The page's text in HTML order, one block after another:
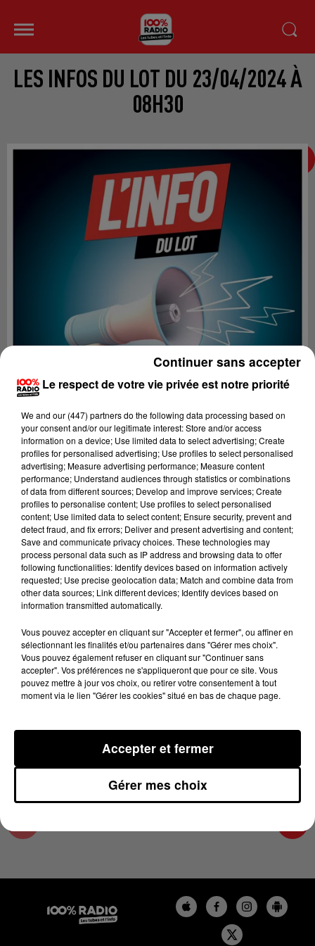
LES INFOS DU LOT DU 23/04/2024 À
08H30
Lecture (4 min 10 sec)
100%
100% Radio les infos du Lot
23 avril 2024 - 4 min 10 sec
LES INFOS DU LOT DU 23/04/2024 À 08H30
23/04/2024
Le respect de votre vie privée est notre priorité
We and our (447) partnersdo the following data processing based on
your consent and/or our legitimate interest: Store and/or access
information on a device; Use limited data to select advertising; Create
profiles for personalised advertising; Use profiles to select personalised
advertising; Measure advertising performance; Measure content
performance; Understand audiences through statistics or combinations
of data from different sources; Develop and improve services; Create
profiles to personalise content; Use profiles to select personalised
content; Use limited data to select content; Ensure security, prevent and
detect fraud, and fix errors; Deliver and present advertising and content;
Save and communicate privacy choices. These technologies may
process personal data such as IP address and browsing data to offer
following functionalities: Identify devices based on information actively
requested; Use precise geolocation data; Match and combine data from
other data sources; Link different devices; Identify devices based on
information transmitted automatically.
Vous pouvez accepter en cliquant sur "Accepter et fermer", ou affiner en
sélectionnant les finalités et/ou partenaires dans "Gérer mes choix".
Vous pouvez également refuser en cliquant sur "Continuer sans
accepter". Vos préférences ne s'appliqueront que pour ce site. Vous
pouvez mettre à jour vos choix, ou retirer votre consentement à tout
moment via le lien "Gérer les cookies" situé en bas de chaque page.
Gérer mes choix
Accepter et fermer
Continuer sans accepter